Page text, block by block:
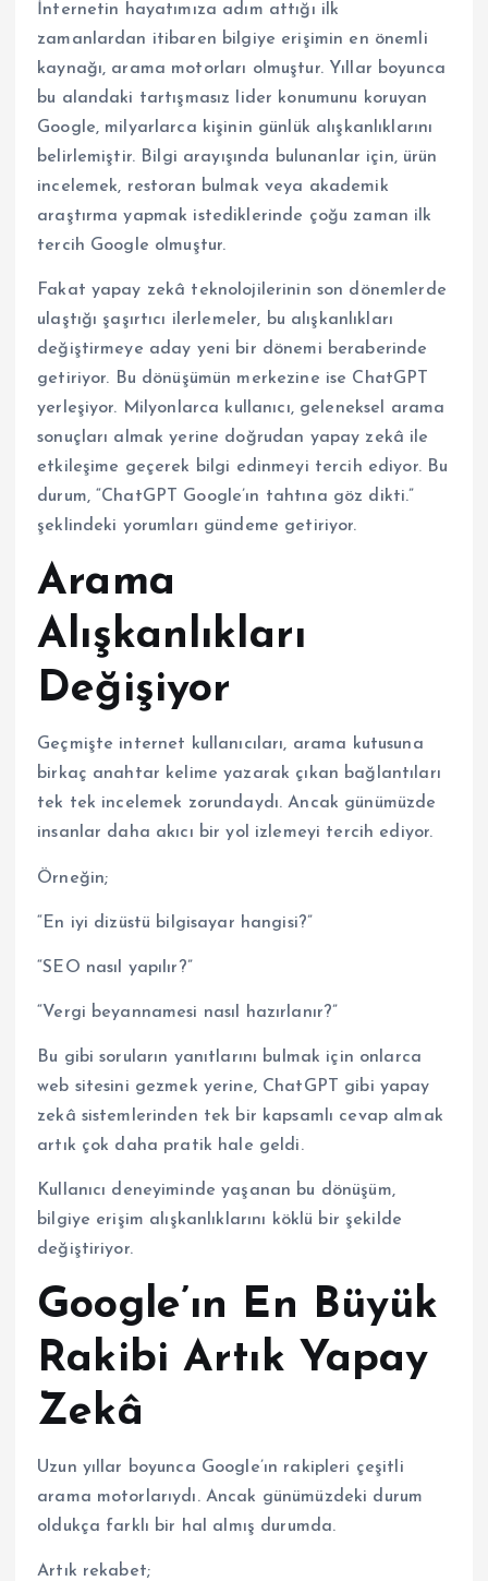
İnternetin hayatımıza adım attığı ilk
zamanlardan itibaren bilgiye erişimin en önemli
kaynağı, arama motorları olmuştur. Yıllar boyunca
bu alandaki tartışmasız lider konumunu koruyan
Google, milyarlarca kişinin günlük alışkanlıklarını
belirlemiştir. Bilgi arayışında bulunanlar için, ürün
incelemek, restoran bulmak veya akademik
araştırma yapmak istediklerinde çoğu zaman ilk
tercih Google olmuştur.
Fakat yapay zekâ teknolojilerinin son dönemlerde
ulaştığı şaşırtıcı ilerlemeler, bu alışkanlıkları
değiştirmeye aday yeni bir dönemi beraberinde
getiriyor. Bu dönüşümün merkezine ise ChatGPT
yerleşiyor. Milyonlarca kullanıcı, geleneksel arama
sonuçları almak yerine doğrudan yapay zekâ ile
etkileşime geçerek bilgi edinmeyi tercih ediyor. Bu
durum, “ChatGPT Google’ın tahtına göz dikti.”
şeklindeki yorumları gündeme getiriyor.
Arama
Alışkanlıkları
Değişiyor
Geçmişte internet kullanıcıları, arama kutusuna
birkaç anahtar kelime yazarak çıkan bağlantıları
tek tek incelemek zorundaydı. Ancak günümüzde
insanlar daha akıcı bir yol izlemeyi tercih ediyor.
Örneğin;
“En iyi dizüstü bilgisayar hangisi?”
“SEO nasıl yapılır?”
“Vergi beyannamesi nasıl hazırlanır?”
Bu gibi soruların yanıtlarını bulmak için onlarca
web sitesini gezmek yerine, ChatGPT gibi yapay
zekâ sistemlerinden tek bir kapsamlı cevap almak
artık çok daha pratik hale geldi.
Kullanıcı deneyiminde yaşanan bu dönüşüm,
bilgiye erişim alışkanlıklarını köklü bir şekilde
değiştiriyor.
Google’ın En Büyük
Rakibi Artık Yapay
Zekâ
Uzun yıllar boyunca Google’ın rakipleri çeşitli
arama motorlarıydı. Ancak günümüzdeki durum
oldukça farklı bir hal almış durumda.
Artık rekabet;